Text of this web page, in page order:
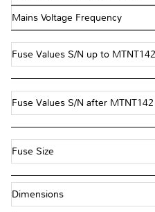
Mains Voltage Frequency
Fuse Values S/N up to MTNT142
Fuse Values S/N after MTNT142
Fuse Size
Dimensions